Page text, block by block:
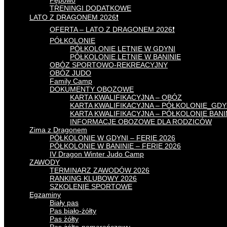
TRENINGI DODATKOWE
LATO Z DRAGONEM 2026❗
OFERTA – LATO Z DRAGONEM 2026❗
PÓŁKOLONIE
PÓŁKOLONIE LETNIE W GDYNI
PÓŁKOLONIE LETNIE W BANINIE
OBÓZ SPORTOWO-REKREACYJNY
OBÓZ JUDO
Family Camp
DOKUMENTY OBOZOWE
KARTA KWALIFIKACYJNA – OBÓZ
KARTA KWALIFIKACYJNA –
KARTA KWALIFIKACYJNA – PÓŁKOLONIE
INFORMACJE OBOZOWE DLA RODZICÓW
Zima z Dragonem
PÓŁKOLONIE W GDYNI – FERIE 2026
PÓŁKOLONIE W BANINIE – FERIE 2026
IV Dragon Winter Judo Camp
ZAWODY
TERMINARZ ZAWODÓW 2026
RANKING KLUBOWY 2026
SZKOLENIE SPORTOWE
Egzaminy
Biały pas
Pas biało-żółty
Pas żółty